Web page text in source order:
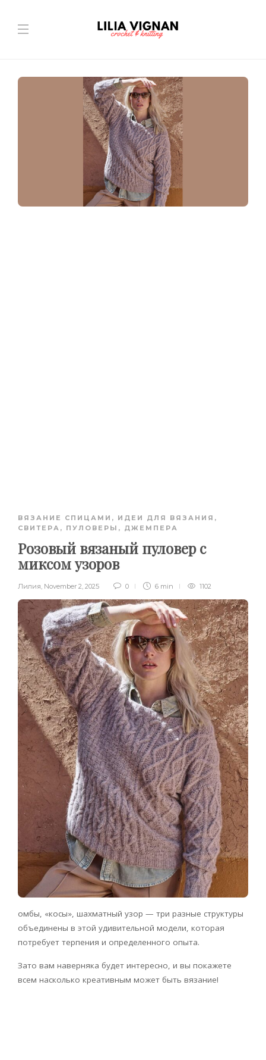
ВЯЗАНИЕ СПИЦАМИ , ИДЕИ ДЛЯ ВЯЗАНИЯ ,
СВИТЕРА, ПУЛОВЕРЫ, ДЖЕМПЕРА
Розовый вязаный пуловер с
миксом узоров
Лилия, November 2, 2025 0 6 min 1102
омбы, «косы», шахматный узор — три разные структуры
объединены в этой удивительной модели, которая
потребует терпения и определенного опыта.
Зато вам наверняка будет интересно, и вы покажете
всем насколько креативным может быть вязание!